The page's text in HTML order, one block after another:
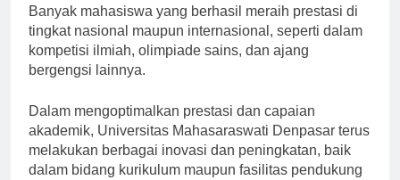
Banyak mahasiswa yang berhasil meraih prestasi di
tingkat nasional maupun internasional, seperti dalam
kompetisi ilmiah, olimpiade sains, dan ajang
bergengsi lainnya.
Dalam mengoptimalkan prestasi dan capaian
akademik, Universitas Mahasaraswati Denpasar terus
melakukan berbagai inovasi dan peningkatan, baik
dalam bidang kurikulum maupun fasilitas pendukung